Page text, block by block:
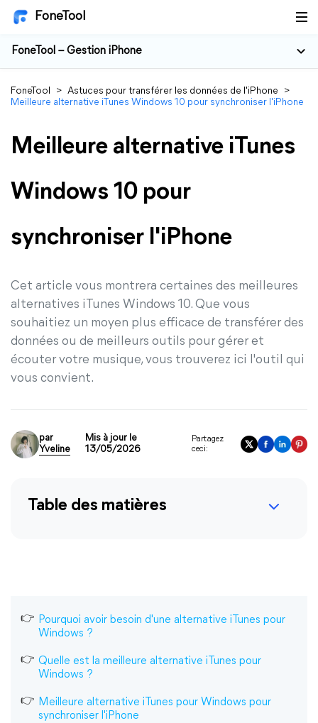
FoneTool
FoneTool – Gestion iPhone
FoneTool > Astuces pour transférer les données de l'iPhone
>
Meilleure alternative iTunes Windows 10 pour synchroniser l'iPhone
Meilleure alternative iTunes
Windows 10 pour
synchroniser l'iPhone
Cet article vous montrera certaines des meilleures
alternatives iTunes Windows 10. Que vous
souhaitiez un moyen plus efficace de transférer des
données ou de meilleurs outils pour gérer et
écouter votre musique, vous trouverez ici l'outil qui
vous convient.
par
Yveline
Mis à jour le
13/05/2026
Partagez
ceci:
Table des matières
Pourquoi avoir besoin d'une alternative iTunes pour
Windows ?
Quelle est la meilleure alternative iTunes pour
Windows ?
Meilleure alternative iTunes pour Windows pour
synchroniser l'iPhone